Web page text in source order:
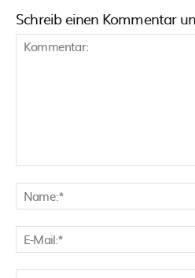
Schreib einen Kommentar